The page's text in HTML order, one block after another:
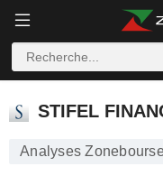
STIFEL FINANCIAL
STIFEL
Analyses